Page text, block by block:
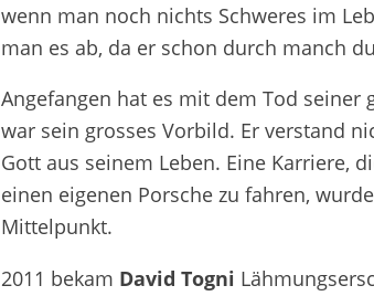
wenn man noch nichts Schweres im
man es ab, da er schon durch manch
Angefangen hat es mit dem Tod seiner
war sein grosses Vorbild. Er verstand
Gott aus seinem Leben. Eine Karriere,
einen eigenen Porsche zu fahren,
Mittelpunkt.
2011 bekam David Togni